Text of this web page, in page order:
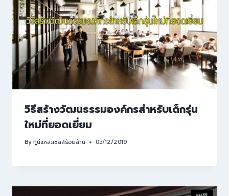
วิธีสร้างวัฒนธรรมองค์กรสำหรับเด็กรุ่น
ใหม่ที่ยอดเยี่ยม
Byกูนี่แหละเซลล์ร้อยล้าน 05/12/2019